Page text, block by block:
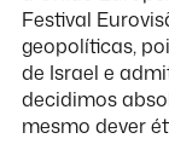
Festival
geopolíticas,
de Israel e
decidimos
mesmo dever